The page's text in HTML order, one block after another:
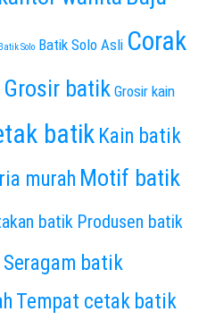
Batik Solo Batik Solo Asli Corak
Grosir batik Grosir kain
batik Kain batik
murah Motif batik
batik Produsen batik
Seragam batik
Tempat cetak batik